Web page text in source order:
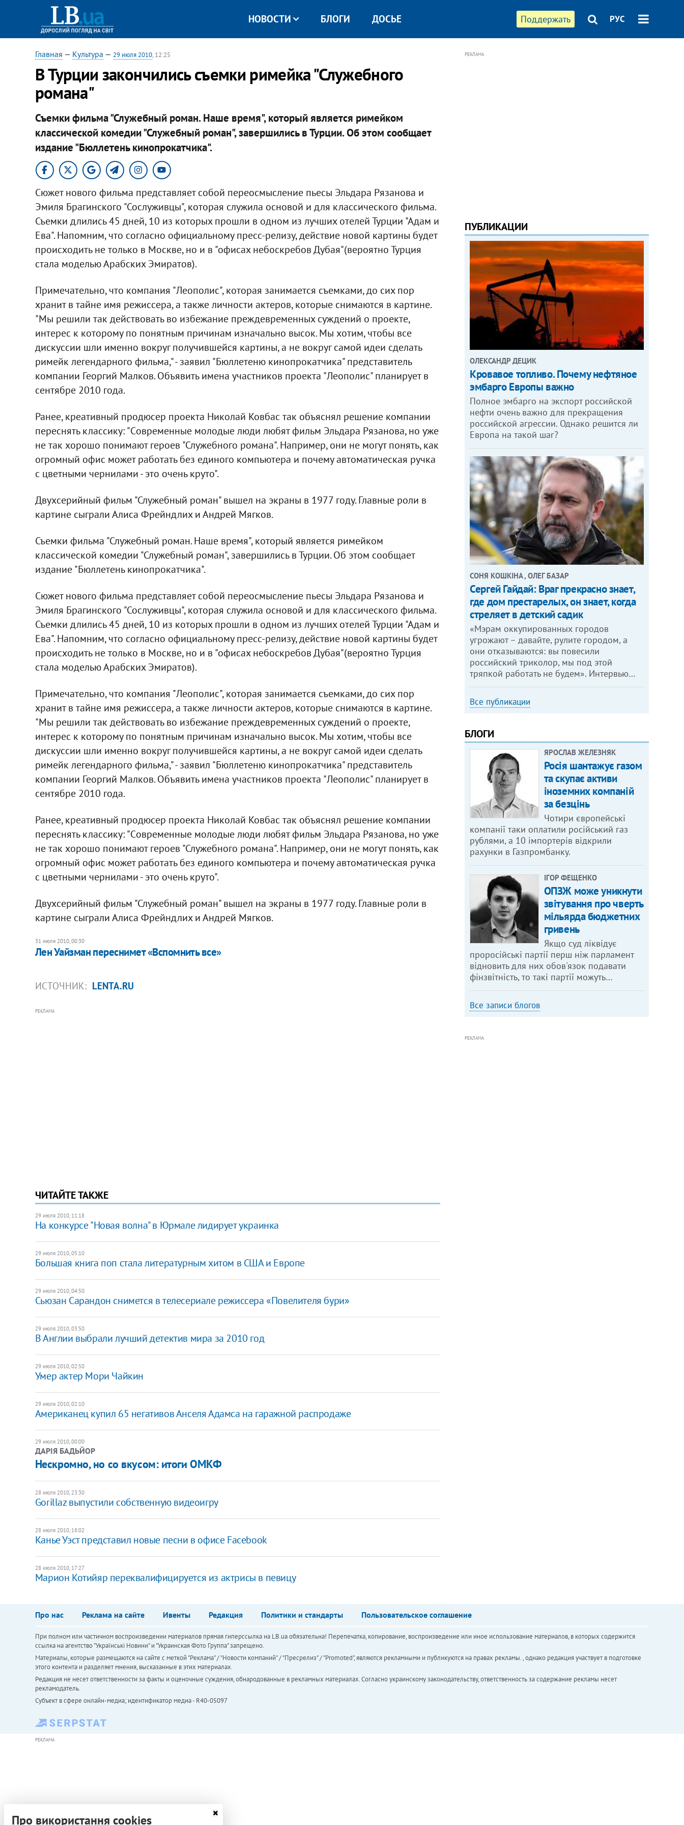
Поддержать РУС
НОВОСТИ БЛОГИ ДОСЬЕ
Главная — Культура — 29 июля 2010, 12:25
В Турции закончились съемки римейка "Служебного
романа"
Съемки фильма "Служебный роман. Наше время", который является римейком
классической комедии "Служебный роман", завершились в Турции. Об этом сообщает
издание "Бюллетень кинопрокатчика".
Сюжет нового фильма представляет собой переосмысление пьесы Эльдара Рязанова и
Эмиля Брагинского "Сослуживцы", которая служила основой и для классического фильма.
Съемки длились 45 дней, 10 из которых прошли в одном из лучших отелей Турции "Адам и
Ева". Напомним, что согласно официальному пресс-релизу, действие новой картины будет
происходить не только в Москве, но и в "офисах небоскребов Дубая"(вероятно Турция
стала моделью Арабских Эмиратов).
Примечательно, что компания "Леополис", которая занимается съемками, до сих пор
хранит в тайне имя режиссера, а также личности актеров, которые снимаются в картине.
"Мы решили так действовать во избежание преждевременных суждений о проекте,
интерес к которому по понятным причинам изначально высок. Мы хотим, чтобы все
дискуссии шли именно вокруг получившейся картины, а не вокруг самой идеи сделать
римейк легендарного фильма," - заявил "Бюллетеню кинопрокатчика" представитель
компании Георгий Малков. Объявить имена участников проекта "Леополис" планирует в
сентябре 2010 года.
Ранее, креативный продюсер проекта Николай Ковбас так объяснял решение компании
переснять классику: "Cовременные молодые люди любят фильм Эльдара Рязанова, но уже
не так хорошо понимают героев "Служебного романа". Например, они не могут понять, как
огромный офис может работать без единого компьютера и почему автоматическая ручка
с цветными чернилами - это очень круто".
Двухсерийный фильм "Служебный роман" вышел на экраны в 1977 году. Главные роли в
картине сыграли Алиса Фрейндлих и Андрей Мягков.
Съемки фильма "Служебный роман. Наше время", который является римейком
классической комедии "Служебный роман", завершились в Турции. Об этом сообщает
издание "Бюллетень кинопрокатчика".
Сюжет нового фильма представляет собой переосмысление пьесы Эльдара Рязанова и
Эмиля Брагинского "Сослуживцы", которая служила основой и для классического фильма.
Съемки длились 45 дней, 10 из которых прошли в одном из лучших отелей Турции "Адам и
Ева". Напомним, что согласно официальному пресс-релизу, действие новой картины будет
происходить не только в Москве, но и в "офисах небоскребов Дубая"(вероятно Турция
стала моделью Арабских Эмиратов).
Примечательно, что компания "Леополис", которая занимается съемками, до сих пор
хранит в тайне имя режиссера, а также личности актеров, которые снимаются в картине.
"Мы решили так действовать во избежание преждевременных суждений о проекте,
интерес к которому по понятным причинам изначально высок. Мы хотим, чтобы все
дискуссии шли именно вокруг получившейся картины, а не вокруг самой идеи сделать
римейк легендарного фильма," - заявил "Бюллетеню кинопрокатчика" представитель
компании Георгий Малков. Объявить имена участников проекта "Леополис" планирует в
сентябре 2010 года.
Ранее, креативный продюсер проекта Николай Ковбас так объяснял решение компании
переснять классику: "Cовременные молодые люди любят фильм Эльдара Рязанова, но уже
не так хорошо понимают героев "Служебного романа". Например, они не могут понять, как
огромный офис может работать без единого компьютера и почему автоматическая ручка
с цветными чернилами - это очень круто".
Двухсерийный фильм "Служебный роман" вышел на экраны в 1977 году. Главные роли в
картине сыграли Алиса Фрейндлих и Андрей Мягков.
31 июля 2010, 00:30
Лен Уайзман переснимет «Вспомнить все»
ИСТОЧНИК: LENTA.RU
РЕКЛАМА
ЧИТАЙТЕ ТАКЖЕ
29 июля 2010, 11:18
На конкурсе "Новая волна" в Юрмале лидирует украинка
29 июля 2010, 05:10
Большая книга поп стала литературным хитом в США и Европе
29 июля 2010, 04:50
Сьюзан Сарандон снимется в телесериале режиссера «Повелителя бури»
29 июля 2010, 03:50
В Англии выбрали лучший детектив мира за 2010 год
29 июля 2010, 02:50
Умер актер Мори Чайкин
29 июля 2010, 02:10
Американец купил 65 негативов Анселя Адамса на гаражной распродаже
29 июля 2010, 00:00
ДАРІЯ БАДЬЙОР
Нескромно, но со вкусом: итоги ОМКФ
28 июля 2010, 23:30
Gorillaz выпустили собственную видеоигру
28 июля 2010, 18:02
Канье Уэст представил новые песни в офисе Facebook
28 июля 2010, 17:27
Марион Котийяр переквалифицируется из актрисы в певицу
РЕКЛАМА
ПУБЛИКАЦИИ
ОЛЕКСАНДР ДЕЦИК
Кровавое топливо. Почему нефтяное
эмбарго Европы важно
Полное эмбарго на экспорт российской
нефти очень важно для прекращения
российской агрессии. Однако решится ли
Европа на такой шаг?
СОНЯ КОШКІНА , ОЛЕГ БАЗАР
Сергей Гайдай: Враг прекрасно знает,
где дом престарелых, он знает, когда
стреляет в детский садик
«Мэрам оккупированных городов
угрожают – давайте, рулите городом, а
они отказываются: вы повесили
российский триколор, мы под этой
тряпкой работать не будем». Интервью…
Все публикации
БЛОГИ
ЯРОСЛАВ ЖЕЛЕЗНЯК
Росія шантажує газом
та скупає активи
іноземних компаній
за безцінь
Чотири європейські
компанії таки оплатили російський газ
рублями, а 10 імпортерів відкрили
рахунки в Газпромбанку.
ІГОР ФЕЩЕНКО
ОПЗЖ може уникнути
звітування про чверть
мільярда бюджетних
гривень
Якщо суд ліквідує
проросійські партії перш ніж парламент
відновить для них обов'язок подавати
фінзвітність, то такі партії можуть…
Все записи блогов
РЕКЛАМА
Про нас Реклама на сайте Ивенты Редакция Политики и стандарты Пользовательское соглашение
При полном или частичном воспроизведении материалов прямая гиперссылка на LB.ua обязательна! Перепечатка, копирование, воспроизведение или иное использование материалов, в которых содержится
ссылка на агентство "Українськi Новини" и "Украинская Фото Группа" запрещено.
Материалы, которые размещаются на сайте с меткой "Реклама" / "Новости компаний" / "Пресрелиз" / "Promoted", являются рекламными и публикуются на правах рекламы. , однако редакция участвует в подготовке
этого контента и разделяет мнения, высказанные в этих материалах.
Редакция не несет ответственности за факты и оценочные суждения, обнародованные в рекламных материалах. Согласно украинскому законодательству, ответственность за содержание рекламы несет
рекламодатель.
Субъект в сфере онлайн-медиа; идентификатор медиа - R40-05097
РЕКЛАМА
Про використання cookies